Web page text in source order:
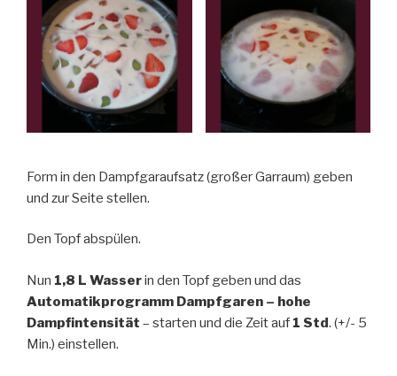
Form in den Dampfgaraufsatz (großer Garraum) geben
und zur Seite stellen.
Den Topf abspülen.
Nun 1,8 L Wasserin den Topf geben und das
Automatikprogramm Dampfgaren – hohe
Dampfintensität – starten und die Zeit auf 1 Std. (+/- 5
Min.) einstellen.